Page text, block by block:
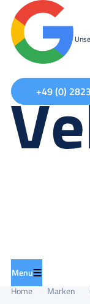
+49 (0)
Menu
Home
Marken